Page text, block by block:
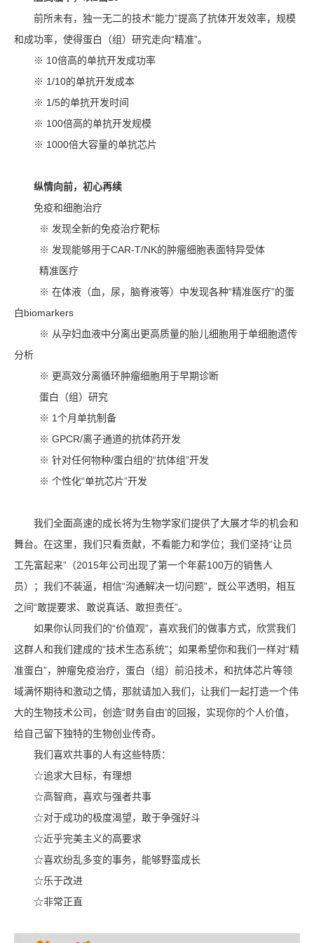
前所未有，独一无二的技术“能力”提高了抗体开发效率，规模
和成功率，使得蛋白（组）研究走向“精准”。
※ 10倍高的单抗开发成功率
※ 1/10的单抗开发成本
※ 1/5的单抗开发时间
※ 100倍高的单抗开发规模
※ 1000倍大容量的单抗芯片
纵情向前，初心再续
免疫和细胞治疗
※ 发现全新的免疫治疗靶标
※ 发现能够用于CAR-T/NK的肿瘤细胞表面特异受体
精准医疗
※ 在体液（血，尿，脑脊液等）中发现各种“精准医疗”的蛋
白biomarkers
※ 从孕妇血液中分离出更高质量的胎儿细胞用于单细胞遗传
分析
※ 更高效分离循环肿瘤细胞用于早期诊断
蛋白（组）研究
※ 1个月单抗制备
※ GPCR/离子通道的抗体药开发
※ 针对任何物种/蛋白组的“抗体组”开发
※ 个性化“单抗芯片”开发
我们全面高速的成长将为生物学家们提供了大展才华的机会和
舞台。在这里，我们只看贡献，不看能力和学位；我们坚持“让员
工先富起来”（2015年公司出现了第一个年薪100万的销售人
员）；我们不装逼，相信“沟通解决一切问题”，既公平透明，相互
之间“敢提要求、敢说真话、敢担责任”。
如果你认同我们的“价值观”，喜欢我们的做事方式，欣赏我们
这群人和我们建成的“技术生态系统”；如果希望你和我们一样对“精
准蛋白”，肿瘤免疫治疗，蛋白（组）前沿技术，和抗体芯片等领
域满怀期待和激动之情，那就请加入我们，让我们一起打造一个伟
大的生物技术公司，创造“财务自由’的回报，实现你的个人价值，
给自己留下独特的生物创业传奇。
我们喜欢共事的人有这些特质：
☆追求大目标，有理想
☆高智商，喜欢与强者共事
☆对于成功的极度渴望，敢于争强好斗
☆近乎完美主义的高要求
☆喜欢纷乱多变的事务，能够野蛮成长
☆乐于改进
☆非常正直